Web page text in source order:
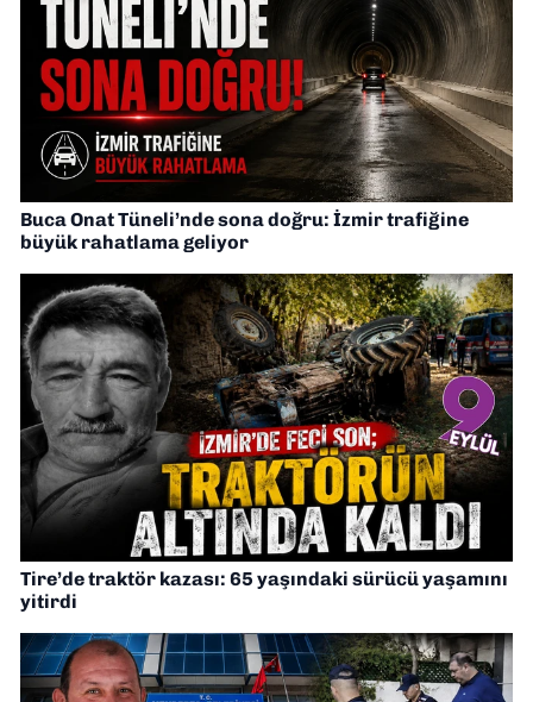
Buca Onat Tüneli’nde sona doğru: İzmir trafiğine
büyük rahatlama geliyor
Tire’de traktör kazası: 65 yaşındaki sürücü yaşamını
yitirdi